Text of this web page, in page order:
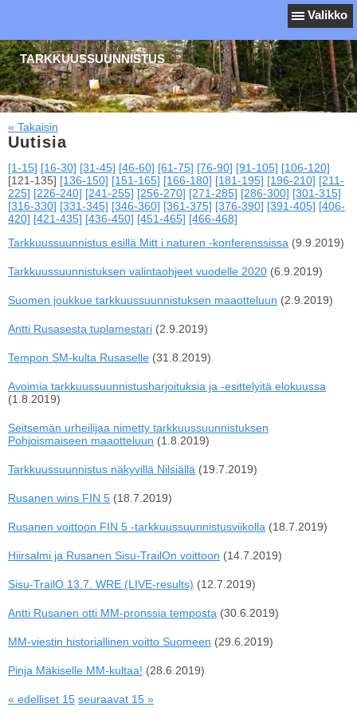
Valikko
TARKKUUSSUUNNISTUS
« Takaisin
Uutisia
[1-15] [16-30] [31-45] [46-60] [61-75] [76-90] [91-105] [106-120]
[121-135] [136-150] [151-165] [166-180] [181-195] [196-210] [211-
225] [226-240] [241-255] [256-270] [271-285] [286-300] [301-315]
[316-330] [331-345] [346-360] [361-375] [376-390] [391-405] [406-
420] [421-435] [436-450] [451-465] [466-468]
Tarkkuussuunnistus esillä Mitt i naturen -konferenssissa (9.9.2019)
Tarkkuussuunnistuksen valintaohjeet vuodelle 2020 (6.9.2019)
Suomen joukkue tarkkuussuunnistuksen maaotteluun (2.9.2019)
Antti Rusasesta tuplamestari (2.9.2019)
Tempon SM-kulta Rusaselle (31.8.2019)
Avoimia tarkkuussuunnistusharjoituksia ja -esittelyitä elokuussa
(1.8.2019)
Seitsemän urheilijaa nimetty tarkkuussuunnistuksen
Pohjoismaiseen maaotteluun (1.8.2019)
Tarkkuussuunnistus näkyvillä Nilsiällä (19.7.2019)
Rusanen wins FIN 5 (18.7.2019)
Rusanen voittoon FIN 5 -tarkkuussuunnistusviikolla (18.7.2019)
Hiirsalmi ja Rusanen Sisu-TrailOn voittoon (14.7.2019)
Sisu-TrailO 13.7. WRE (LIVE-results) (12.7.2019)
Antti Rusanen otti MM-pronssia temposta (30.6.2019)
MM-viestin historiallinen voitto Suomeen (29.6.2019)
Pinja Mäkiselle MM-kultaa! (28.6.2019)
« edelliset 15 seuraavat 15 »